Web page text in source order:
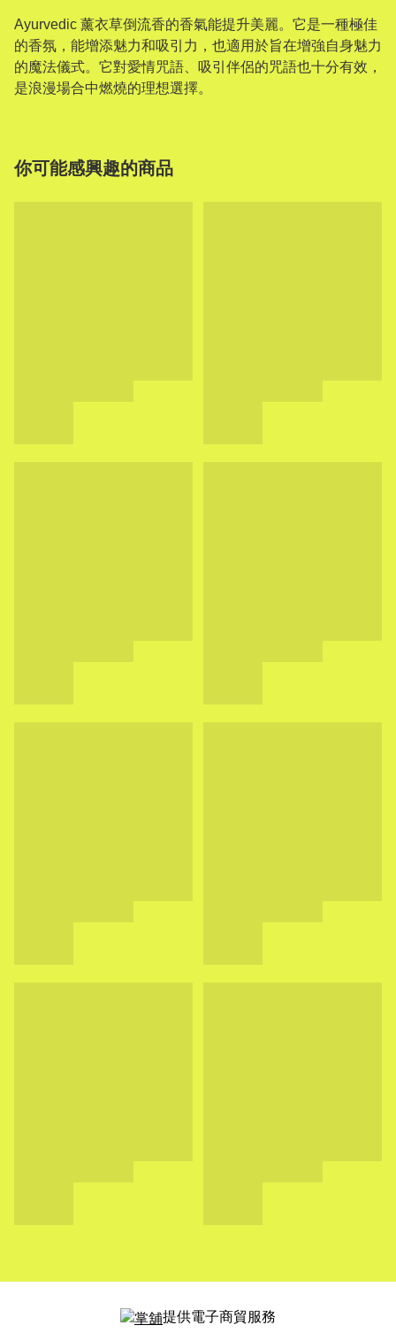
Ayurvedic 薰衣草倒流香的香氣能提升美麗。它是一種極佳
的香氛，能增添魅力和吸引力，也適用於旨在增強自身魅力
的魔法儀式。它對愛情咒語、吸引伴侶的咒語也十分有效，
是浪漫場合中燃燒的理想選擇。
你可能感興趣的商品
提供電子商貿服務